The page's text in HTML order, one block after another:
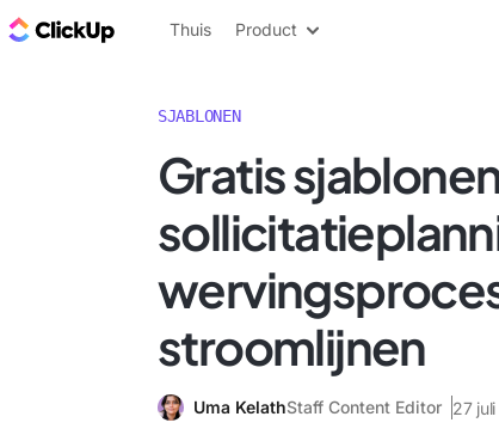
ClickUp Blog
Thuis Product
SJABLONEN
Gratis
stroomlijnen
Uma KelathStaff Content Editor 27